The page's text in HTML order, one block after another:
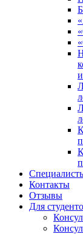
Контакты
Отзывы
Для